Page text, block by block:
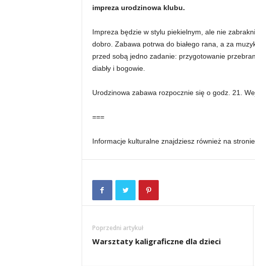
impreza urodzinowa klubu.
Impreza będzie w stylu piekielnym, ale nie
dobro. Zabawa potrwa do białego rana, a za
przed sobą jedno zadanie: przygotowanie
diabły i bogowie.
Urodzinowa zabawa rozpocznie się o godz. 21.
===
Informacje kulturalne znajdziesz również na stronie
Poprzedni artykuł
Warsztaty kaligraficzne dla dzieci